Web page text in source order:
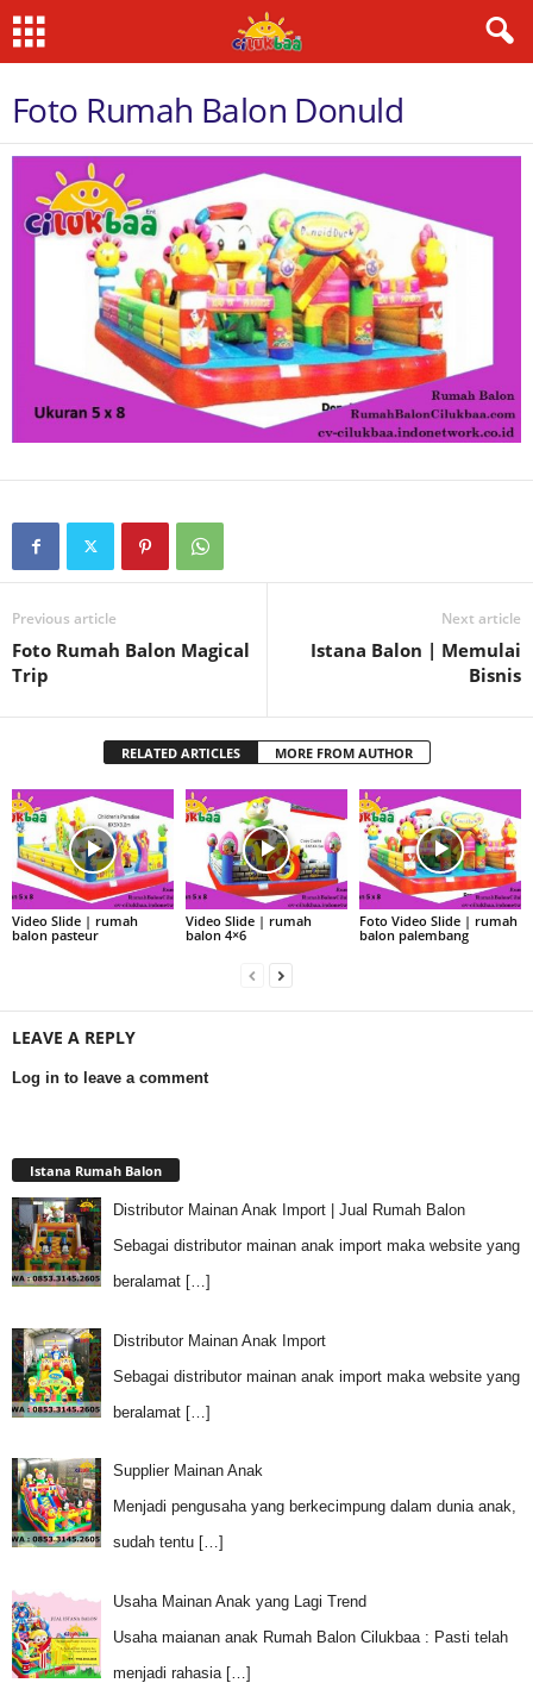
Foto Rumah Balon Donuld
Previous article
Foto Rumah Balon Magical
Trip
Next article
Istana Balon | Memulai
Bisnis
RELATED ARTICLES MORE FROM AUTHOR
Video Slide | rumah
balon pasteur
Video Slide | rumah
balon 4×6
Foto Video Slide | rumah
balon palembang
LEAVE A REPLY
Log in to leave a comment
Istana Rumah Balon
Distributor Mainan Anak Import | Jual Rumah Balon
Sebagai distributor mainan anak import maka website yang
beralamat […]
Distributor Mainan Anak Import
Sebagai distributor mainan anak import maka website yang
beralamat […]
Supplier Mainan Anak
Menjadi pengusaha yang berkecimpung dalam dunia anak,
sudah tentu […]
Usaha Mainan Anak yang Lagi Trend
Usaha maianan anak Rumah Balon Cilukbaa : Pasti telah
menjadi rahasia […]